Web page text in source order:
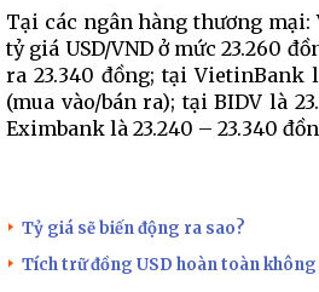
Tại các ngân hàng thương
tỷ giá USD/VND ở mức 23.260
ra 23.340 đồng; tại VietinBank
(mua vào/bán ra); tại BIDV là
Eximbank là 23.240 – 23.340
Tỷ giá sẽ biến động ra sao?
Tích trữ đồng USD hoàn toàn